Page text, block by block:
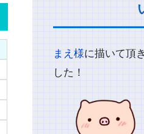
まえ様に描いて頂
した！